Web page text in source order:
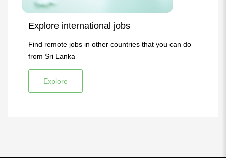
Explore international jobs
Find remote jobs in other countries that you can do
from Sri Lanka
Explore